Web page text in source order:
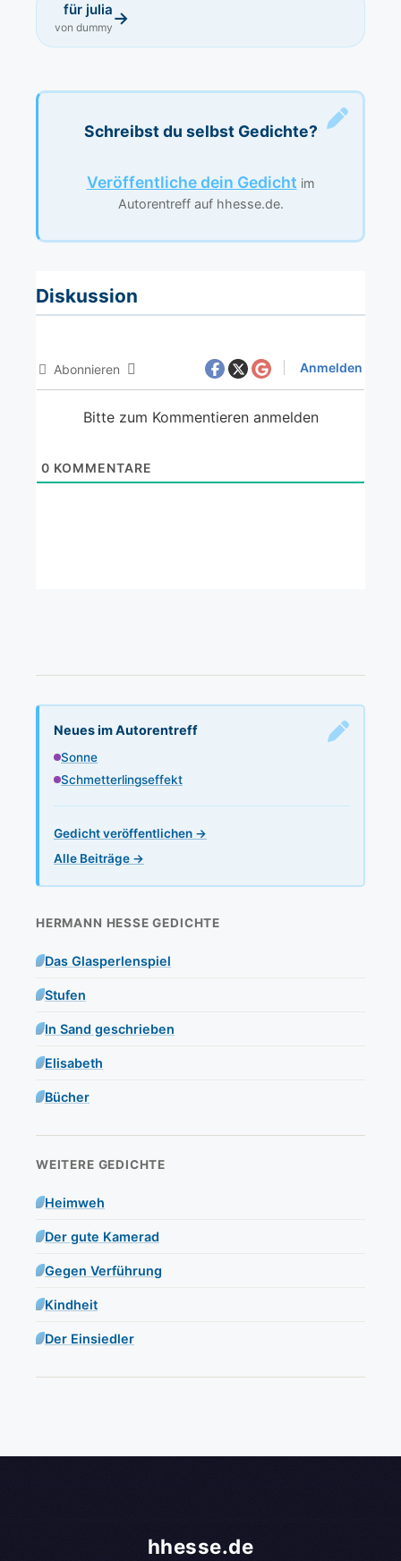
für julia
von dummy →
Schreibst du selbst Gedichte?
Veröffentliche dein Gedicht im
Autorentreff auf hhesse.de.
Diskussion
Abonnieren Anmelden
Bitte zum Kommentieren anmelden
0 KOMMENTARE
Neues im Autorentreff
Sonne
Schmetterlingseffekt
Gedicht veröffentlichen →
Alle Beiträge →
HERMANN HESSE GEDICHTE
Das Glasperlenspiel
Stufen
In Sand geschrieben
Elisabeth
Bücher
WEITERE GEDICHTE
Heimweh
Der gute Kamerad
Gegen Verführung
Kindheit
Der Einsiedler
hhesse.de